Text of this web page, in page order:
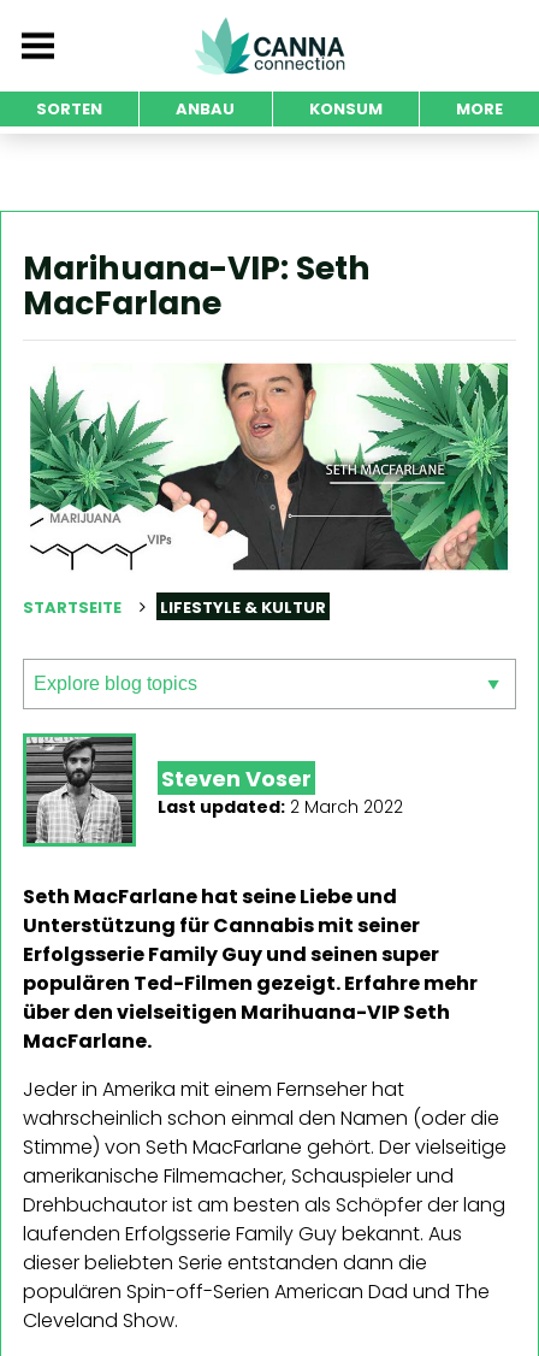
SORTEN ANBAU KONSUM MORE
Marihuana-VIP: Seth
MacFarlane
STARTSEITE LIFESTYLE & KULTUR
Steven Voser
Last updated: 2 March 2022
Seth MacFarlane hat seine Liebe und
Unterstützung für Cannabis mit seiner
Erfolgsserie Family Guy und seinen super
populären Ted-Filmen gezeigt. Erfahre mehr
über den vielseitigen Marihuana-VIP Seth
MacFarlane.
Jeder in Amerika mit einem Fernseher hat
wahrscheinlich schon einmal den Namen (oder die
Stimme) von Seth MacFarlane gehört. Der vielseitige
amerikanische Filmemacher, Schauspieler und
Drehbuchautor ist am besten als Schöpfer der lang
laufenden Erfolgsserie Family Guy bekannt. Aus
dieser beliebten Serie entstanden dann die
populären Spin-off-Serien American Dad und The
Cleveland Show.